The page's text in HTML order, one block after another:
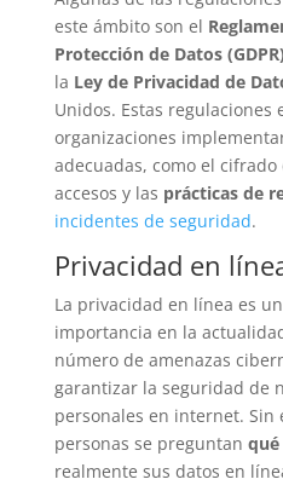
este ámbito son el
Protección de Datos (GDPR)
la Ley de Privacidad de
Unidos. Estas regulaciones
organizaciones
adecuadas, como el
accesos y las prácticas de
incidentes de seguridad.
Privacidad en
La privacidad en línea es
importancia en la
número de amenazas
garantizar la seguridad de
personales en internet. Sin
personas se preguntan
realmente sus datos en